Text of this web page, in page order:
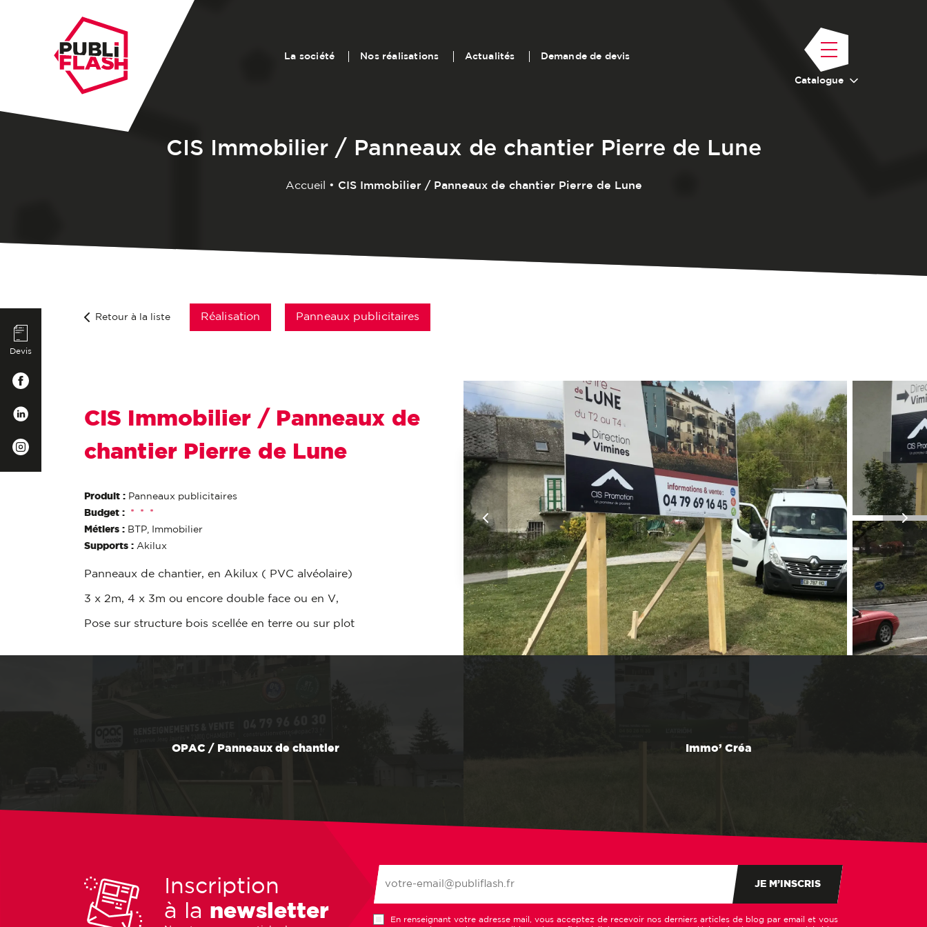
La société Nos réalisations Actualités Demande de devis
Catalogue
Devis
CIS Immobilier / Panneaux de chantier Pierre de Lune
Accueil • CIS Immobilier / Panneaux de chantier Pierre de Lune
Retour à la liste Réalisation Panneaux publicitaires
CIS Immobilier / Panneaux de
chantier Pierre de Lune
Produit : Panneaux publicitaires
Budget :
* *
*
Métiers : BTP, Immobilier
Supports : Akilux
Panneaux de chantier, en Akilux ( PVC alvéolaire)
3 x 2m, 4 x 3m ou encore double face ou en V,
Pose sur structure bois scellée en terre ou sur plot
OPAC / Panneaux de chantier Immo’ Créa
Inscription
à la newsletter
JE M’INSCRIS
En renseignant votre adresse mail, vous acceptez de recevoir nos derniers articles de blog par email et vous